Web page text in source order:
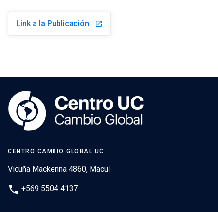
Link a la Publicación launch
CENTRO CAMBIO GLOBAL UC
Vicuña Mackenna 4860, Macul
phone +569 5504 4137